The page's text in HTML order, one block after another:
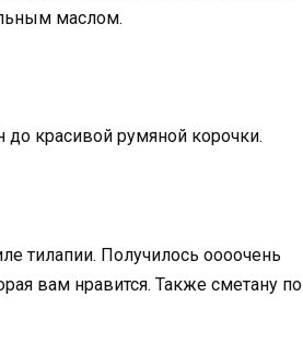
маслом.
красивой румяной корочки.
тилапии. Получилось оооочень
вам нравится. Также сметану по